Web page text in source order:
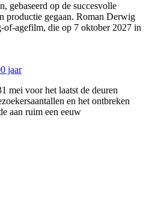
gebaseerd op de succesvolle
productie gegaan. Roman Derwig
of-agefilm, die op 7 oktober 2027 in
jaar
mei voor het laatst de deuren
en het ontbreken
aan ruim een eeuw